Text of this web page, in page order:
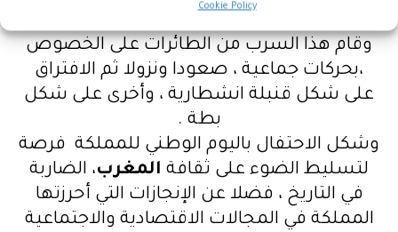
Cookie Policy
وقام هذا السرب من الطائرات على الخصوص
،بحركات جماعية ، صعودا ونزولا ثم الافتراق
على شكل قنبلة انشطارية ، وأخرى على شكل
بطة .
وشكل الاحتفال باليوم الوطني للمملكة فرصة
لتسليط الضوء على ثقافة المغرب، الضاربة
في التاريخ ، فضلا عن الإنجازات التي أحرزتها
المملكة في المجالات الاقتصادية والاجتماعية